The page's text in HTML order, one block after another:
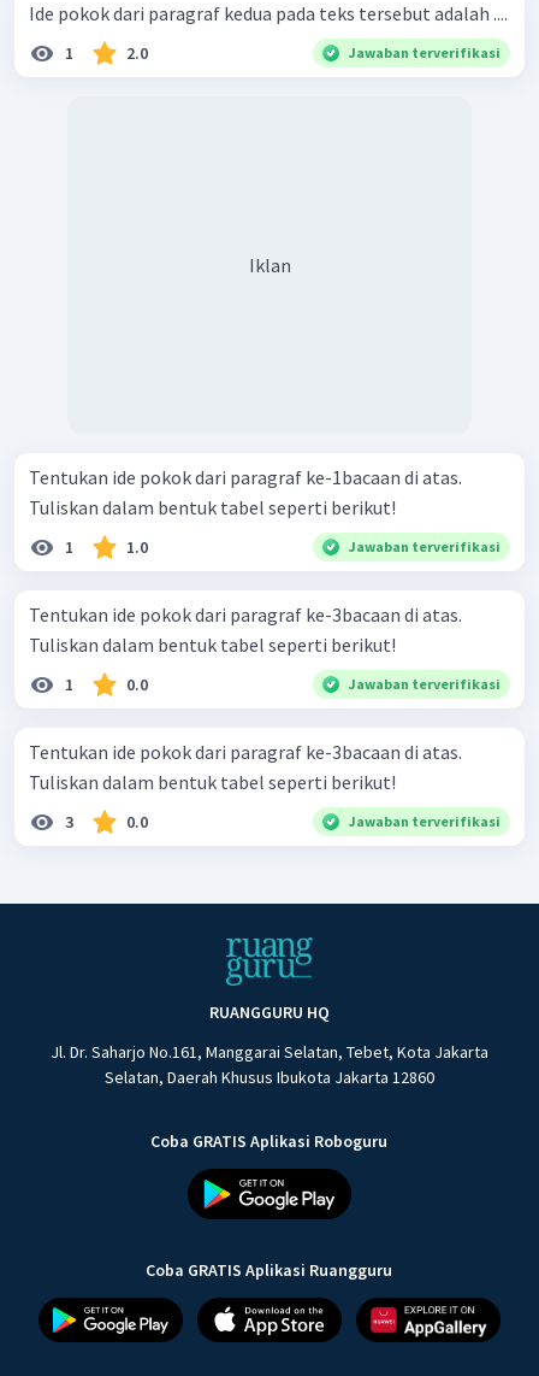
Ide pokok dari paragraf kedua pada teks tersebut adalah ....
1 2.0 Jawaban terverifikasi
Iklan
Tentukan ide pokok dari paragraf ke-1bacaan di atas.
Tuliskan dalam bentuk tabel seperti berikut!
1 1.0 Jawaban terverifikasi
Tentukan ide pokok dari paragraf ke-3bacaan di atas.
Tuliskan dalam bentuk tabel seperti berikut!
1 0.0 Jawaban terverifikasi
Tentukan ide pokok dari paragraf ke-3bacaan di atas.
Tuliskan dalam bentuk tabel seperti berikut!
3 0.0 Jawaban terverifikasi
RUANGGURU HQ
Jl. Dr. Saharjo No.161, Manggarai Selatan, Tebet, Kota Jakarta
Selatan, Daerah Khusus Ibukota Jakarta 12860
Coba GRATIS Aplikasi Roboguru
Coba GRATIS Aplikasi Ruangguru